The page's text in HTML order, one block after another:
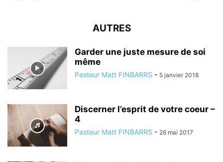
AUTRES
Garder une juste mesure de soi
même
Pasteur Matt FINBARRS - 5 janvier 2018
Discerner l’esprit de votre coeur –
4
Pasteur Matt FINBARRS - 26 mai 2017